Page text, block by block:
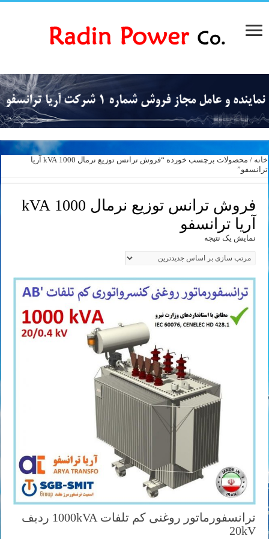
خانه
/ محصولات برچسب خورده “فروش ترانس توزیع نرمال 1000 kVA آریا
ترانسفو”
فروش ترانس توزیع نرمال 1000 kVA
آریا ترانسفو
نمایش یک نتیجه
ترانسفورماتور روغنی کم تلفات 1000kVA ردیف
20kV